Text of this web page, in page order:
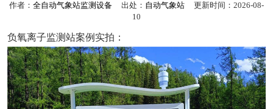
作者： 全自动气象站监测设备 出处： 自动气象站 更新时间：2026-08-
10
负氧离子监测站案例实拍：